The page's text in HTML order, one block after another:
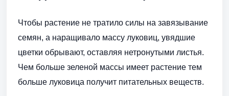
Чтобы растение не тратило силы на завязывание
семян, а наращивало массу луковиц, увядшие
цветки обрывают, оставляя нетронутыми листья.
Чем больше зеленой массы имеет растение тем
больше луковица получит питательных веществ.